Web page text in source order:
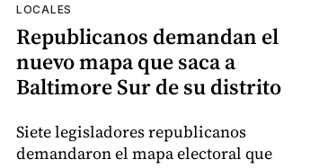
LOCALES
Republicanos demandan el
nuevo mapa que saca a
Baltimore Sur de su distrito
Siete legisladores republicanos
demandaron el mapa electoral que